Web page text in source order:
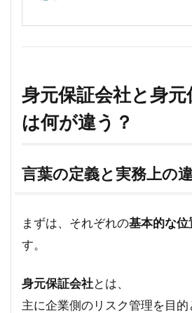
身元保証会社と身
は何が違う？
言葉の定義と実務上の
まずは、それぞれの基本的な位
す。
身元保証会社とは、
主に企業側のリスク管理を目的